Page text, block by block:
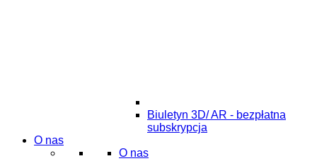
Biuletyn 3D/ AR - bezpłatna
subskrypcja
O nas
O nas